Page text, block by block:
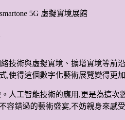
技術與虛擬實境、擴增實境等
,使得這個數字化藝術展覽變得更
人工智能技術的應用,更是為這
錯過的藝術盛宴,不妨親身來感